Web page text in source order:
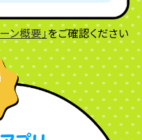
ン概要」をご確認ください